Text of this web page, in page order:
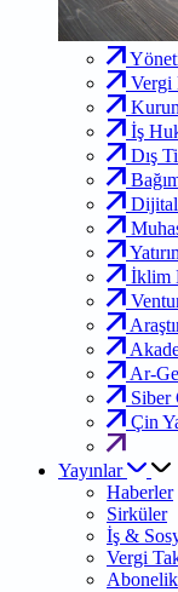
Vergi
İş
Dış
İklim
Ar-
Siber
Çin
Yayınlar
Haberler
Sirküler
İş &
Vergi
Abonelik